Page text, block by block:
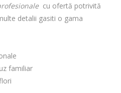
cu ofertă potrivită
detalii gasiti o gama
familiar